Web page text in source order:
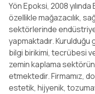
Yön Epoksi, 2008
özellikle mağazacılık,
sektörlerinde
yapmaktadır.
bilgi birikimi, tecrübesi
zemin kaplama
etmektedir. Firmamız,
estetik, hijyenik,